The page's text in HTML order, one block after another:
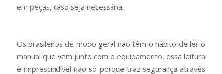
em peças, caso seja necessária.
Os brasileiros de modo geral não têm o hábito de ler o
manual que vem junto com oequipamento, essa leitura
é imprescindível não só porque traz segurança através